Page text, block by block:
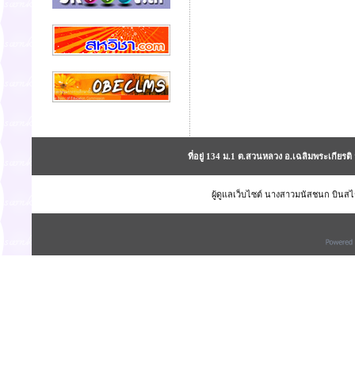
ที่อยู่ 134 ม.1 ต.สวนหลวง อ.เฉลิมพระเกียรติ
ผู้ดูแลเว็บไซต์ นางสาวมนัสชนก บินสไ